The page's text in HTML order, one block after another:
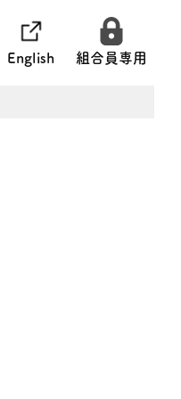
English 組合員専用